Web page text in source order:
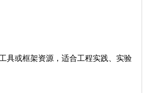
或框架资源，适合工程实践、实验